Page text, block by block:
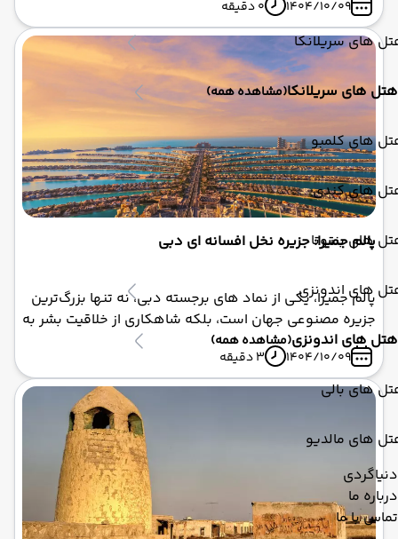
های سریلانکا
هتل های سریلانکا(مشاهده همه)
های کلمبو
های کندی
های بنتوتا
های اندونزی
هتل های اندونزی(مشاهده همه)
های بالی
های مالدیو
دنیاگردی
درباره ما
تماس با ما
گردشگران ماجراجو را به سوی خود می‌کشاند.
1404/10/09 0 دقیقه
پالم جمیرا: جزیره نخل افسانه ای دبی
پالم جمیرا، یکی از نماد های برجسته دبی، نه تنها بزرگ‌ترین
جزیره مصنوعی جهان است، بلکه شاهکاری از خلاقیت بشر به
شمار می‌رود که حتی از فضا قابل مشاهده است. این جزیره
تنه اصلی، ۱۷ شاخه (fronds) و یک هلال محافظتی است که
مانند سپری طبیعی در برابر امواج خلیج فارس عمل می‌کند.
1404/10/09 3 دقیقه